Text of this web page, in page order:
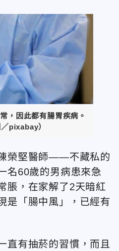
，因此都有腸胃疾病。
／pixabay）
榮堅醫師——不藏私的
名60歲的男病患來急
脹，在家解了2天暗紅
是「腸中風」，已經有
直有抽菸的習慣，而且